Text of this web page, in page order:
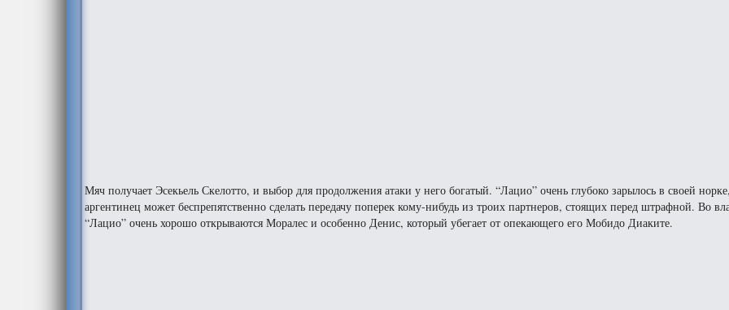
Мяч получает Эсекьель Скелотто, и выбор для продолжения атаки у него богатый. “Лацио” очень глубоко зарылось в своей
аргентинец может беспрепятственно сделать передачу поперек кому-нибудь из троих партнеров, стоящих перед штрафной. Во
“Лацио” очень хорошо открываются Моралес и особенно Денис, который убегает от опекающего его Мобидо Диаките.